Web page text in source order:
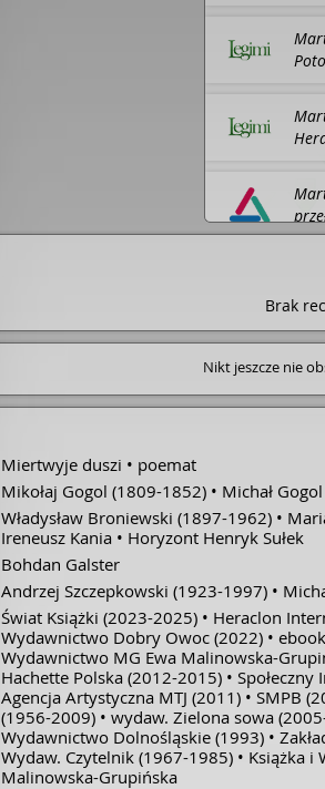
Brak
Nikt jeszcze nie
Miertwyje duszi poemat
Mikołaj Gogol (1809-1852) Michał Gogol
Władysław Broniewski (1897-1962)
Ireneusz Kania
Horyzont Henryk Sułek
Bohdan Galster
Andrzej Szczepkowski (1923-1997)
Świat Książki (2023-2025)
Heraclon
Wydawnictwo Dobry Owoc (2022)
Wydawnictwo MG Ewa Malinowska-
Hachette Polska (2012-2015)
Agencja Artystyczna MTJ (2011) SMPB
(1956-2009)
wydaw. Zielona sowa
Wydawnictwo Dolnośląskie (1993)
Wydaw. Czytelnik (1967-1985)
Książka i
Malinowska-Grupińska